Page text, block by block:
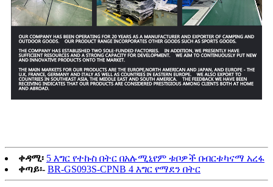
ቀዳሚ፡ 5 እግር የተኩስ በትር በአሉሚኒየም ቱቦዎች በብርቱካናማ አረፋ
ቀጣይ፡- BR-GS093S-CPNB 4 እግር የማደን በትር